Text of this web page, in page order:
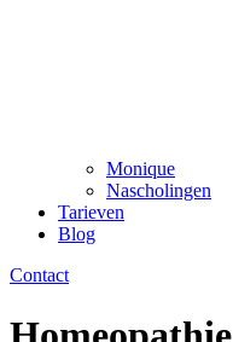
Monique
Nascholingen
Tarieven
Blog
Contact